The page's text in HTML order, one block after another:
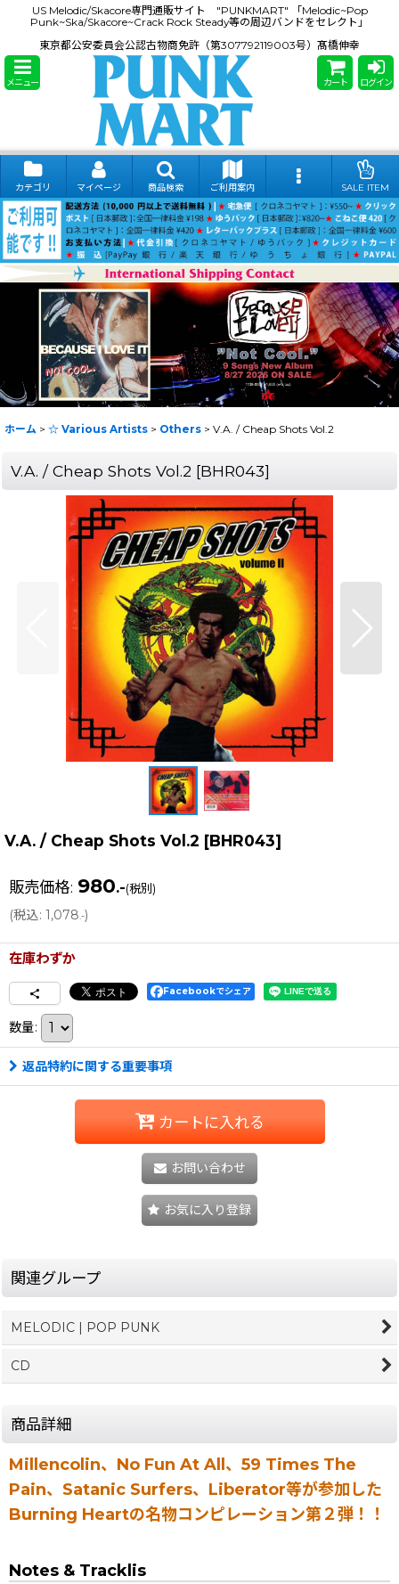
US Melodic/Skacore専門通販サイト "PUNKMART" 「Melodic~Pop
Punk~Ska/Skacore~Crack Rock Steady等の周辺バンドをセレクト」
東京都公安委員会公認古物商免許（第307792119003号）髙橋伸幸
メニュー カート ログイン
カテゴリ マイページ 商品検索 ご利用案内 SALE ITEM
ホーム > ☆ Various Artists > Others > V.A. / Cheap Shots Vol.2
V.A. / Cheap Shots Vol.2 [BHR043]
V.A. / Cheap Shots Vol.2 [BHR043]
販売価格: 980.-(税別)
(税込: 1,078.-)
在庫わずか
Facebookでシェア
数量:
返品特約に関する重要事項
カートに入れる
お問い合わせ
お気に入り登録
関連グループ
MELODIC | POP PUNK
CD
商品詳細
Millencolin、No Fun At All、59 Times The
Pain、Satanic Surfers、Liberator等が参加した
Burning Heartの名物コンピレーション第２弾！！
Notes & Tracklis